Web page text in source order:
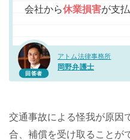
回答者
アトム法律事務所
岡野弁護士
会社から休業損害が支
交通事故による怪我が原因
合、補償を受け取ることが